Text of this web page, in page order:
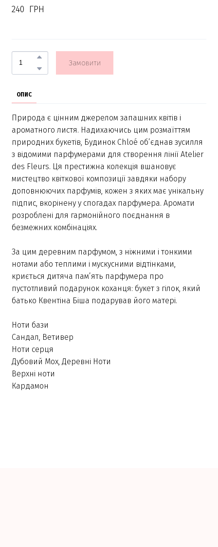
240  ГРН
Замовити
ОПИС
Природа є цінним джерелом запашних квітів і
ароматного листя. Надихаючись цим розмаїттям
природних букетів, Будинок Chloé об’єднав зусилля
з відомими парфумерами для створення лінії Atelier
des Fleurs. Ця престижна колекція вшановує
мистецтво квіткової композиції завдяки набору
доповнюючих парфумів, кожен з яких має унікальну
підпис, вкорінену у спогадах парфумера. Аромати
розроблені для гармонійного поєднання в
безмежних комбінаціях.
За цим деревним парфумом, з ніжними і тонкими
нотами або теплими і мускусними відтінками,
криється дитяча пам’ять парфумера про
пустотливий подарунок коханця: букет з гілок, який
батько Квентіна Біша подарував його матері.
Ноти бази
Сандал, Ветивер
Ноти серця
Дубовий Мох, Деревні Ноти
Верхні ноти
Кардамон